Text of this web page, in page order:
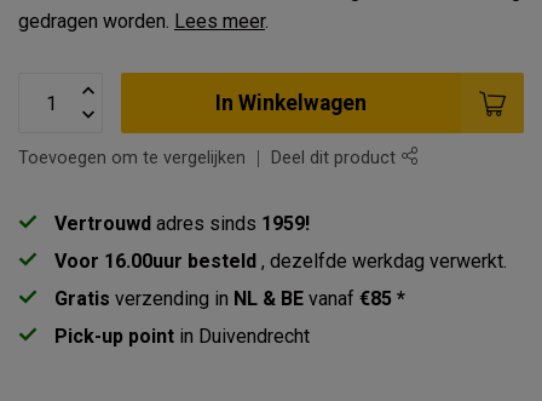
gedragen worden. Lees meer.
In Winkelwagen
Toevoegen om te vergelijken Deel dit product
Vertrouwd adres sinds 1959!
Voor 16.00uur besteld , dezelfde werkdag verwerkt.
Gratis verzending in NL & BE vanaf €85 *
Pick-up point in Duivendrecht